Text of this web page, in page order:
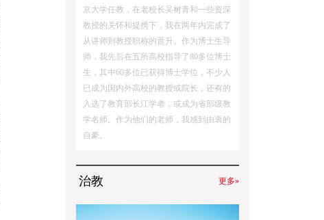
京大学任教，在老校长吴树青和一些资深
教授的关怀和提携下，我在两年内完成了
从讲师到教授职称的晋升。作为博士生导
师，我先后在五所高校指导了80多位博士
生，其中60多位已获得博士学位，不少人
已成为国内外高校的教授或院长，还有的
入选了教育部长江学者，或成为省部级教
学名师。作为他们的老师，我感到由衷的
自豪。
治教 更多»